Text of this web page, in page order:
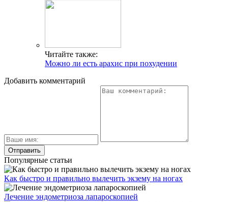
Читайте также:
Можно ли есть арахис при похудении
Добавить комментарий
Популярные статьи
Как быстро и правильно вылечить экзему на ногах
Лечение эндометриоза лапароскопией